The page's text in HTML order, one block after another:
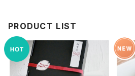
PRODUCT LIST